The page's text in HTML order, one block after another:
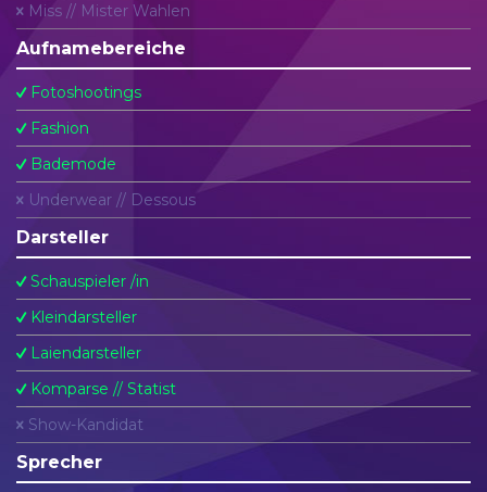
Miss // Mister Wahlen
Aufnamebereiche
Fotoshootings
Fashion
Bademode
Underwear // Dessous
Darsteller
Schauspieler /in
Kleindarsteller
Laiendarsteller
Komparse // Statist
Show-Kandidat
Sprecher